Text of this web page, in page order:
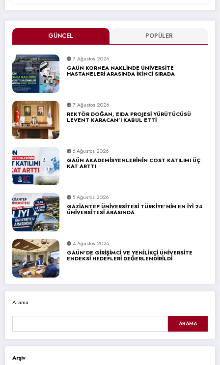
GÜNCEL POPÜLER
7 Ağustos 2026
GAÜN KORNEA NAKLİNDE ÜNİVERSİTE
HASTANELERİ ARASINDA İKİNCİ SIRADA
7 Ağustos 2026
REKTÖR DOĞAN, EIDA PROJESİ YÜRÜTÜCÜSÜ
LEVENT KARACAN’I KABUL ETTİ
6 Ağustos 2026
GAÜN AKADEMİSYENLERİNİN COST KATILIMI ÜÇ
KAT ARTTI
5 Ağustos 2026
GAZİANTEP ÜNİVERSİTESİ TÜRKİYE’NİN EN İYİ 24
ÜNİVERSİTESİ ARASINDA
4 Ağustos 2026
GAÜN’DE GİRİŞİMCİ VE YENİLİKÇİ ÜNİVERSİTE
ENDEKSİ HEDEFLERİ DEĞERLENDİRİLDİ
Arama
ARAMA
Arşiv